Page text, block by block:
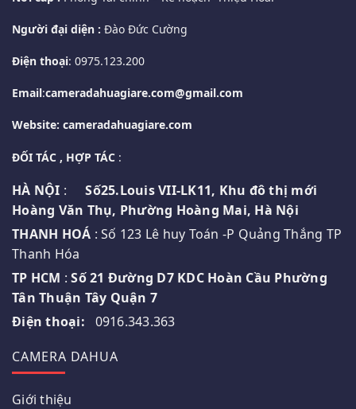
Người đại diện : Đào Đức Cường
Điện thoại: 0975.123.200
Email:cameradahuagiare.com@gmail.com
Website: cameradahuagiare.com
ĐỐI TÁC , HỢP TÁC :
HÀ NỘI :
Số25.Louis VII-LK11, Khu đô thị mới
Hoàng Văn Thụ, Phường Hoàng Mai, Hà Nội
THANH HOÁ : Số 123 Lê huy Toán -P Quảng Thắng TP
Thanh Hóa
TP HCM :Số 21 Đường D7 KDC Hoàn Cầu Phường
Tân Thuận Tây Quận 7
Điện thoại: 0916.343.363
CAMERA DAHUA
Giới thiệu